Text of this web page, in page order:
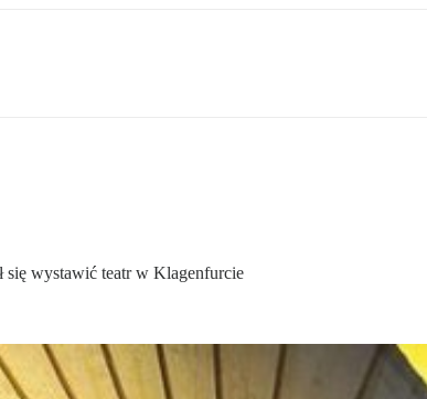
się wystawić teatr w Klagenfurcie